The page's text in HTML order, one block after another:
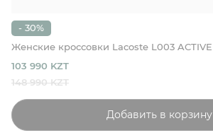
- 30%
Женские кроссовки Lacoste L003 ACTIVE
103 990 KZT
148 990 KZT
Добавить в корзину